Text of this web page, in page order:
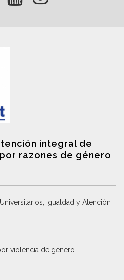
integral de
razones de género
Igualdad y Atención
violencia de género